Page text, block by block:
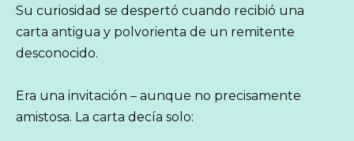
Su curiosidad se despertó cuando recibió una
carta antigua y polvorienta de un remitente
desconocido.
Era una invitación – aunque no precisamente
amistosa. La carta decía solo: